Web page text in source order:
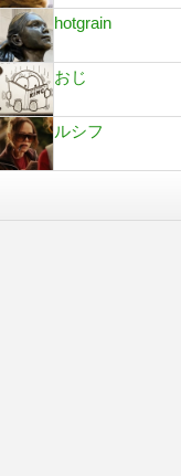
hotgrain
おじ
ルシフ